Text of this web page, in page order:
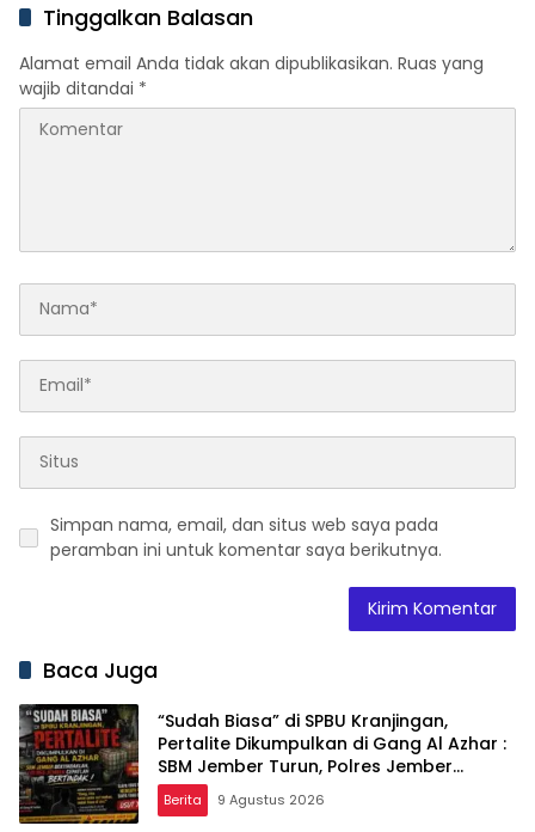
Tinggalkan Balasan
Alamat email Anda tidak akan dipublikasikan. Ruas yang
wajib ditandai *
Simpan nama, email, dan situs web saya pada
peramban ini untuk komentar saya berikutnya.
Baca Juga
“Sudah Biasa” di SPBU Kranjingan,
Pertalite Dikumpulkan di Gang Al Azhar :
SBM Jember Turun, Polres Jember
Segera Menindak lanjuti !
Berita 9 Agustus 2026